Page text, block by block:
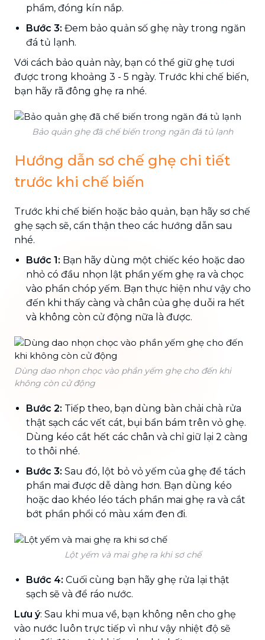
phẩm, đóng kín nắp.
Bước 3: Đem bảo quản số ghẹ này trong ngăn
đá tủ lạnh.
Với cách bảo quản này, bạn có thể giữ ghẹ tươi
được trong khoảng 3 - 5 ngày. Trước khi chế biến,
bạn hãy rã đông ghẹ ra nhé.
Bảo quản ghẹ đã chế biến trong ngăn đá tủ lạnh
Hướng dẫn sơ chế ghẹ chi tiết
trước khi chế biến
Trước khi chế biến hoặc bảo quản, bạn hãy sơ chế
ghẹ sạch sẽ, cẩn thận theo các hướng dẫn sau
nhé.
Bước 1: Bạn hãy dùng một chiếc kéo hoặc dao
nhỏ có đầu nhọn lật phần yếm ghẹ ra và chọc
vào phần chóp yếm. Bạn thực hiện như vậy cho
đến khi thấy càng và chân của ghẹ duỗi ra hết
và không còn cử động nữa là được.
Dùng dao nhọn chọc vào phần yếm ghẹ cho đến khi
không còn cử động
Bước 2: Tiếp theo, bạn dùng bàn chải chà rửa
thật sạch các vết cát, bụi bẩn bám trên vỏ ghẹ.
Dùng kéo cắt hết các chân và chỉ giữ lại 2 càng
to thôi nhé.
Bước 3: Sau đó, lột bỏ vỏ yếm của ghẹ để tách
phần mai được dễ dàng hơn. Bạn dùng kéo
hoặc dao khéo léo tách phần mai ghẹ ra và cắt
bớt phần phổi có màu xám đen đi.
Lột yếm và mai ghẹ ra khi sơ chế
Bước 4: Cuối cùng bạn hãy ghẹ rửa lại thật
sạch sẽ và để ráo nước.
Lưu ý: Sau khi mua về, bạn không nên cho ghẹ
vào nước luôn trực tiếp vì như vậy nhiệt độ sẽ